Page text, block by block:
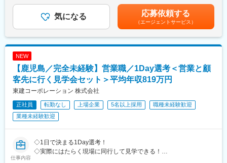
■1day選考会：
配属予定支店にて【職場見学（先輩社員の営業に同行）と支店長
による面接】を実施します。
配属予定支店の雰囲気や実際の仕事内容を直接見ることができ、
◇新入社員研修：入社後約2週間
◇スキルアップ研修：年間100時間（毎日30分）
◇営業AIツールの導入 など
■当社について：
土地活用提案から設計・施工、「ホームメイト」運営まで手がけ
る東証プライム上場の総合建設企業です。
変更の範囲：会社の定める業務
・内勤・外勤でメリハリをつけて働くことができます
・専門性を身に付けることでキャリアの幅を広げることができま
外手当は、時間外労働時間の有無にかかわらず、固定残業代とし
て支給し、30時間を超える時間外労働は追加で支給。■昇給：年1
回（1月あたり1,000円～2,000円／前年度実績）■賞与：年2回
（150,000円～300,000円／前年度実績）賃金はあくまでも目安の
金額であり、選考を通じて上下する可能性があります。月給(月額)
気になる 応募依頼する
（エージェントサービス）
NEW
【鹿児島／完全未経験】営業職／1Day選考＜営業と顧
客先に行く見学会セット＞平均年収819万円
東建コーポレーション 株式会社
正社員 転勤なし 上場企業 5名以上採用
職種未経験歓迎
業種未経験歓迎
仕事内容
◇1日で決まる1Day選考！
◇実際にはたらく現場に同行して見学できる！